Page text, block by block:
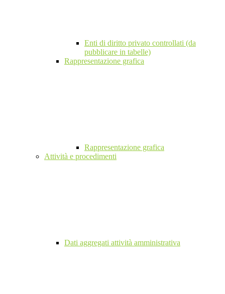
Enti di diritto privato controllati (da
pubblicare in tabelle)
Rappresentazione grafica
Rappresentazione grafica
Attività e procedimenti
Dati aggregati attività amministrativa